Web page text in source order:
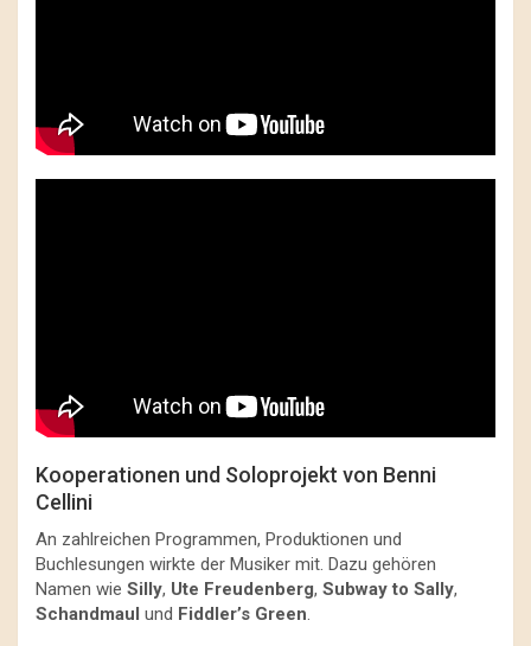
Kooperationen und Soloprojekt von Benni
Cellini
An zahlreichen Programmen, Produktionen und
Buchlesungen wirkte der Musiker mit. Dazu gehören
Namen wie Silly, Ute Freudenberg, Subway to Sally,
Schandmaul und Fiddler’s Green.